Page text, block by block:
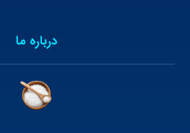
درباره ما